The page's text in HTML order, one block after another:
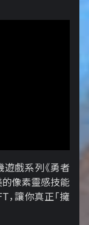
戲系列《勇者
的像素靈感技能
，讓你真正「擁​​